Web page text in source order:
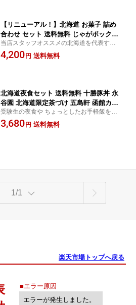
【リニューアル！】北海道 お菓子 詰め
合わせ セット 送料無料 じゃがポックル
18g×6袋入り 札幌農学校 夕張メロンハ
イチュウ クマゴロン チョび oh!焼きと
当店スタッフオススメの北海道を代表する
お菓子を詰め込みました。お値段もお手頃
ですので、プレゼントやお土産にもぴった
4,200 円 送料無料
北海道夜食セット 送料無料 十勝豚丼 永
谷園 北海道限定茶づけ 五島軒 函館カレ
ー マルちゃん 焼きそば弁当 きのとや
農学校 北海道 バラエティー ソウルフー
受験生の夜食や ちょっとしたお手軽飯を北
海道食材で！五島軒 函館カレーは3種類か
らお選びください。
3,680 円 送料無料
1/1